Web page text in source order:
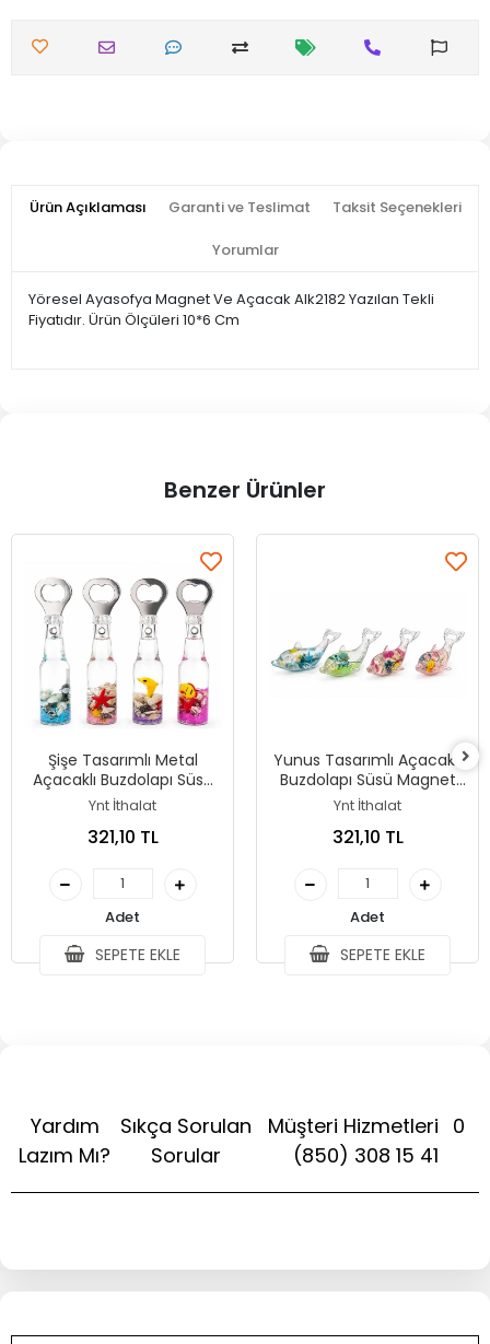
Ürün Açıklaması Garanti ve Teslimat Taksit Seçenekleri
Yorumlar
Yöresel Ayasofya Magnet Ve Açacak Alk2182 Yazılan Tekli
Fiyatıdır. Ürün Ölçüleri 10*6 Cm
Benzer Ürünler
Şişe Tasarımlı Metal
Açacaklı Buzdolapı Süsü
Magnet Alk5269
Ynt İthalat
321,10 TL
Adet
SEPETE EKLE
Yunus Tasarımlı Açacaklı
Buzdolapı Süsü Magnet
Alk5332
Ynt İthalat
321,10 TL
Adet
SEPETE EKLE
Yardım
Lazım Mı?
Sıkça Sorulan
Sorular
Müşteri Hizmetleri 0
(850) 308 15 41